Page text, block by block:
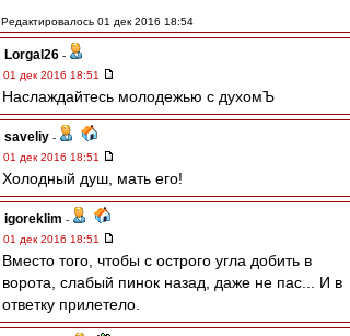
Редактировалось 01 дек 2016 18:54
Lorgal26 -
01 дек 2016 18:51
Наслаждайтесь молодежью с духомЪ
saveliy -
01 дек 2016 18:51
Холодный душ, мать его!
igoreklim -
01 дек 2016 18:51
Вместо того, чтобы с острого угла добить в
ворота, слабый пинок назад, даже не пас... И в
ответку прилетело.